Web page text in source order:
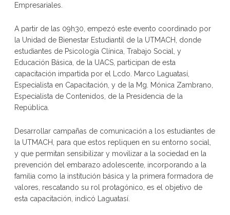
Empresariales.
A partir de las 09h30, empezó este evento coordinado por
la Unidad de Bienestar Estudiantil de la UTMACH, donde
estudiantes de Psicología Clínica, Trabajo Social, y
Educación Básica, de la UACS, participan de esta
capacitación impartida por el Lcdo. Marco Laguatasí,
Especialista en Capacitación, y de la Mg. Mónica Zambrano,
Especialista de Contenidos, de la Presidencia de la
República.
Desarrollar campañas de comunicación a los estudiantes de
la UTMACH, para que estos repliquen en su entorno social,
y que permitan sensibilizar y movilizar a la sociedad en la
prevención del embarazo adolescente, incorporando a la
familia como la institución básica y la primera formadora de
valores, rescatando su rol protagónico, es el objetivo de
esta capacitación, indicó Laguatasí.